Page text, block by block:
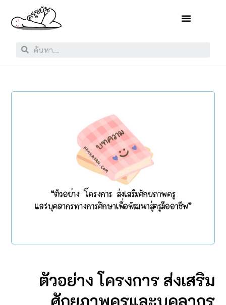
ตัวอย่าง โครงการ ส่งเสริม
ศักยภาพครูและบุคลากร